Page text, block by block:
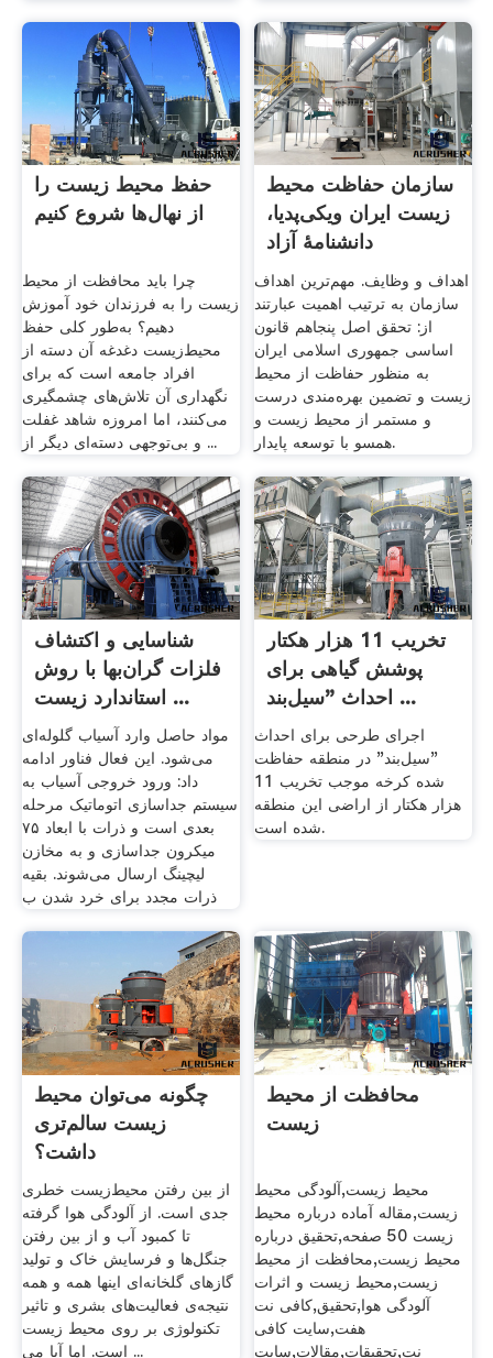
حفظ محیط زیست را
از نهال‌ها شروع کنیم
چرا باید محافظت از محیط
زیست را به فرزندان خود آموزش
دهیم؟ به‌طور کلی حفظ
محیط‌زیست دغدغه آن دسته از
افراد جامعه است که برای
نگهداری آن تلاش‌های چشمگیری
می‌کنند، اما امروزه شاهد غفلت
و بی‌توجهی دسته‌ای دیگر از ...
سازمان حفاظت محیط
زیست ایران ویکی‌پدیا،
دانشنامهٔ آزاد
اهداف و وظایف. مهم‌ترین اهداف
سازمان به ترتیب اهمیت عبارتند
از: تحقق اصل پنجاهم قانون
اساسی جمهوری اسلامی ایران
به منظور حفاظت از محیط
زیست و تضمین بهره‌مندی درست
و مستمر از محیط زیست و
همسو با توسعه پایدار.
شناسایی و اکتشاف
فلزات گران‌بها با روش
استاندارد زیست ...
مواد حاصل وارد آسیاب گلوله‌ای
می‌شود. این فعال فناور ادامه
داد: ورود خروجی آسیاب به
سیستم جداسازی اتوماتیک مرحله
بعدی است و ذرات با ابعاد ۷۵
میکرون جداسازی و به مخازن
لیچینگ ارسال می‌شوند. بقیه
ذرات مجدد برای خرد شدن ب
تخریب 11 هزار هکتار
پوشش گیاهی برای
احداث "سیل‌بند ...
اجرای طرحی برای احداث
"سیل‌بند" در منطقه حفاظت
شده کرخه موجب تخریب 11
هزار هکتار از اراضی این منطقه
شده است.
چگونه می‌توان محیط
زیست سالم‌تری
داشت؟
از بین رفتن محیط‌زیست خطری
جدی است. از آلودگی هوا گرفته
تا کمبود آب و از بین رفتن
جنگل‌ها و فرسایش خاک و تولید
گازهای گلخانه‌ای اینها همه و همه
نتیجه‌ی فعالیت‌های بشری و تاثیر
تکنولوژی بر روی محیط زیست
است. اما آیا می ...
محافظت از محیط
زیست
محیط زیست,آلودگی محیط
زیست,مقاله آماده درباره محیط
زیست 50 صفحه,تحقیق درباره
محیط زیست,محافظت از محیط
زیست,محیط زیست و اثرات
آلودگی هوا,تحقیق,کافی نت
هفت,سایت کافی
نت,تحقیقات,مقالات,سایت